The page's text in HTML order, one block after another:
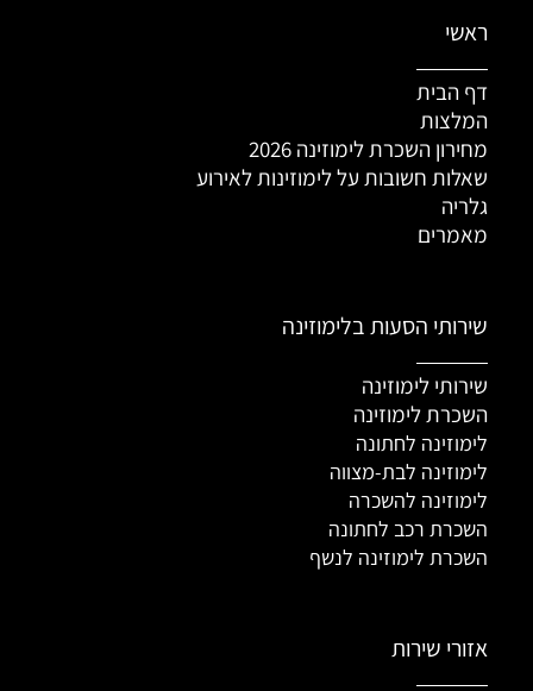
ראשי
דף הבית
המלצות
מחירון השכרת לימוזינה 2026
שאלות חשובות על לימוזינות לאירוע
גלריה
מאמרים
שירותי הסעות בלימוזינה
שירותי לימוזינה
השכרת לימוזינה
לימוזינה לחתונה
לימוזינה לבת-מצווה
לימוזינה להשכרה
השכרת רכב לחתונה
השכרת לימוזינה לנשף
אזורי שירות